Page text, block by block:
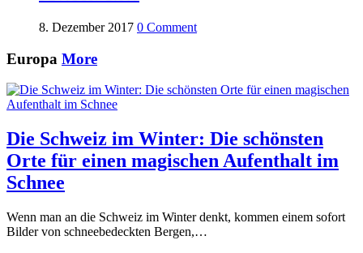
8. Dezember 2017 0 Comment
Europa More
Die Schweiz im Winter: Die schönsten
Orte für einen magischen Aufenthalt im
Schnee
Wenn man an die Schweiz im Winter denkt, kommen einem sofort
Bilder von schneebedeckten Bergen,…